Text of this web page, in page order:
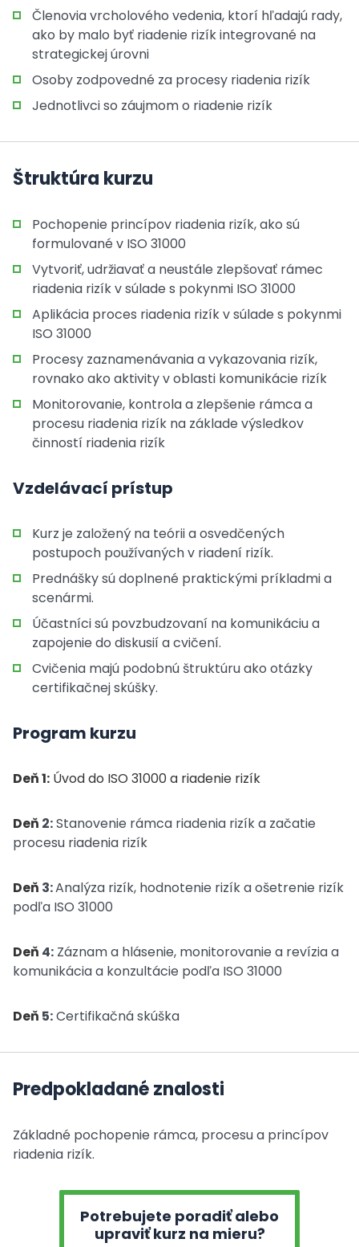
Členovia vrcholového vedenia, ktorí hľadajú rady,
ako by malo byť riadenie rizík integrované na
strategickej úrovni
Osoby zodpovedné za procesy riadenia rizík
Jednotlivci so záujmom o riadenie rizík
Štruktúra kurzu
Pochopenie princípov riadenia rizík, ako sú
formulované v ISO 31000
Vytvoriť, udržiavať a neustále zlepšovať rámec
riadenia rizík v súlade s pokynmi ISO 31000
Aplikácia proces riadenia rizík v súlade s pokynmi
ISO 31000
Procesy zaznamenávania a vykazovania rizík,
rovnako ako aktivity v oblasti komunikácie rizík
Monitorovanie, kontrola a zlepšenie rámca a
procesu riadenia rizík na základe výsledkov
činností riadenia rizík
Vzdelávací prístup
Kurz je založený na teórii a osvedčených
postupoch používaných v riadení rizík.
Prednášky sú doplnené praktickými príkladmi a
scenármi.
Účastníci sú povzbudzovaní na komunikáciu a
zapojenie do diskusií a cvičení.
Cvičenia majú podobnú štruktúru ako otázky
certifikačnej skúšky.
Program kurzu
Deň 1: Úvod do ISO 31000 a riadenie rizík
Deň 2:Stanovenie rámca riadenia rizík a začatie
procesu riadenia rizík
Deň 3:Analýza rizík, hodnotenie rizík a ošetrenie rizík
podľa ISO 31000
Deň 4: Záznam a hlásenie, monitorovanie a revízia a
komunikácia a konzultácie podľa ISO 31000
Deň 5:Certifikačná skúška
Predpokladané znalosti
Základné pochopenie rámca, procesu a princípov
riadenia rizík.
Potrebujete poradiť alebo
upraviť kurz na mieru?